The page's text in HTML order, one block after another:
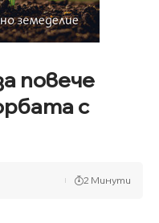
повече
с
2 Минути